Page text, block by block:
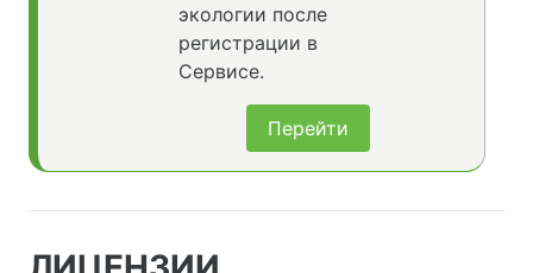
экологии после
регистрации в
Сервисе.
Перейти